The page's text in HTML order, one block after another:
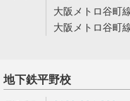
大阪メトロ谷町
大阪メトロ谷町
地下鉄平野校